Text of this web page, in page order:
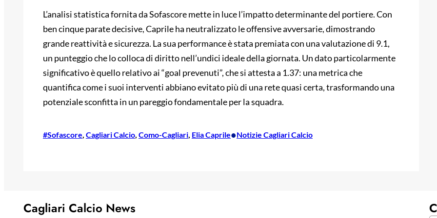
L’analisi statistica fornita da Sofascore mette in luce l’impatto determinante del portiere. Con
ben cinque parate decisive, Caprile ha neutralizzato le offensive avversarie, dimostrando
grande reattività e sicurezza. La sua performance è stata premiata con una valutazione di 9.1,
un punteggio che lo colloca di diritto nell’undici ideale della giornata. Un dato particolarmente
significativo è quello relativo ai “goal prevenuti”, che si attesta a 1.37: una metrica che
quantifica come i suoi interventi abbiano evitato più di una rete quasi certa, trasformando una
potenziale sconfitta in un pareggio fondamentale per la squadra.
#Sofascore, Cagliari Calcio, Como-Cagliari, Elia Caprile•Notizie Cagliari Calcio
Cagliari Calcio News